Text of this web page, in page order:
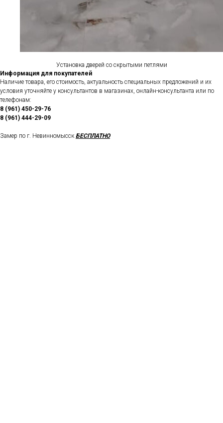
Установка дверей со скрытыми петлями
Информация для покупателей
Наличие товара, его стоимость, актуальность специальных предложений и их
условия уточняйте у консультантов в магазинах, онлайн-консультанта или по
телефонам:
8 (961) 450-29-76
8 (961) 444-29-09
Замер по г. Невинномысск БЕСПЛАТНО